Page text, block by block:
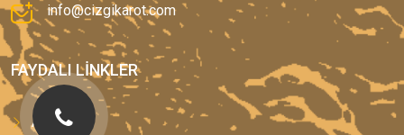
info@cizgikarot.com
FAYDALI LINKLER
Anasayfa